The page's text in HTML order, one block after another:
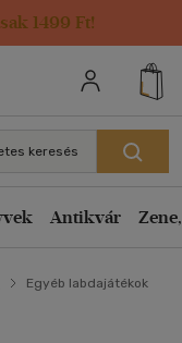
1499 Ft!
keresés
Antikvár
Egyéb labdajátékok